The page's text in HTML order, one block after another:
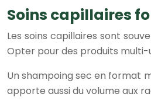
Soins capillaires
Les soins capillaires sont
Opter pour des produits
Un shampoing sec en format
apporte aussi du volume aux